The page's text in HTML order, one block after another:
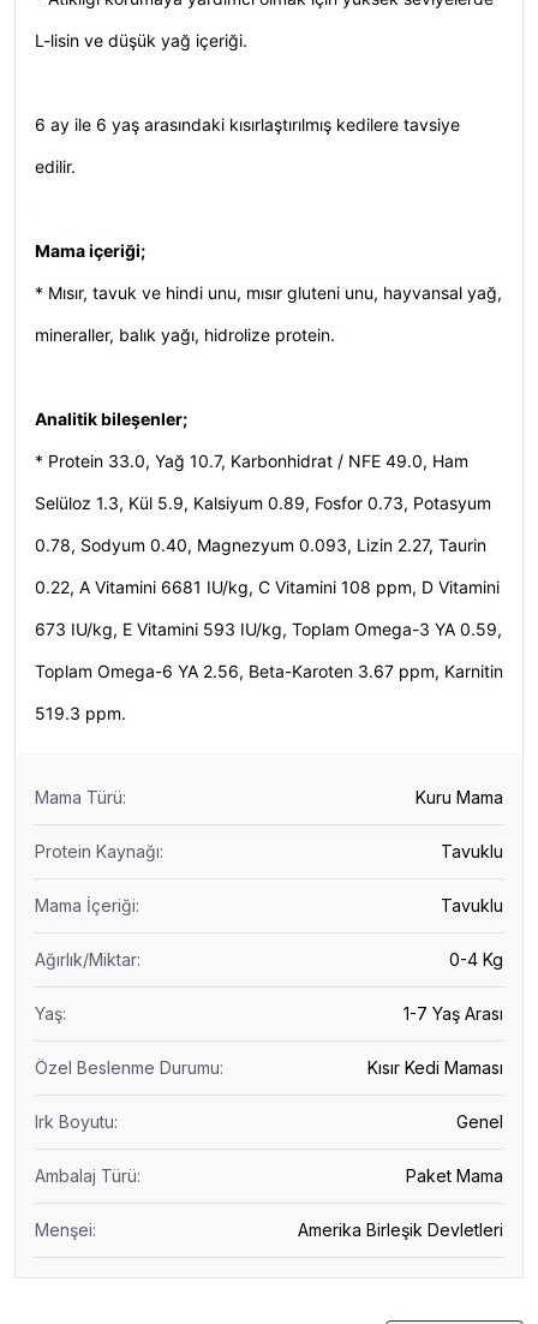
L-lisin ve düşük yağ içeriği.
6 ay ile 6 yaş arasındaki kısırlaştırılmış kedilere tavsiye
edilir.
Mama içeriği;
* Mısır, tavuk ve hindi unu, mısır gluteni unu, hayvansal yağ,
mineraller, balık yağı, hidrolize protein.
Analitik bileşenler;
* Protein 33.0, Yağ 10.7, Karbonhidrat / NFE 49.0, Ham
Selüloz 1.3, Kül 5.9, Kalsiyum 0.89, Fosfor 0.73, Potasyum
0.78, Sodyum 0.40, Magnezyum 0.093, Lizin 2.27, Taurin
0.22, A Vitamini 6681 IU/kg, C Vitamini 108 ppm, D Vitamini
673 IU/kg, E Vitamini 593 IU/kg, Toplam Omega-3 YA 0.59,
Toplam Omega-6 YA 2.56, Beta-Karoten 3.67 ppm, Karnitin
519.3 ppm.
Mama Türü: Kuru Mama
Protein Kaynağı: Tavuklu
Mama İçeriği: Tavuklu
Ağırlık/Miktar: 0-4 Kg
Yaş: 1-7 Yaş Arası
Özel Beslenme Durumu: Kısır Kedi Maması
Irk Boyutu: Genel
Ambalaj Türü: Paket Mama
Menşei: Amerika Birleşik Devletleri